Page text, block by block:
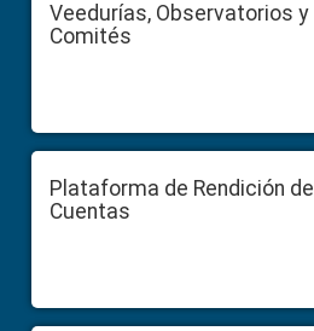
Veedurías, Observatorios y
Comités
Plataforma de Rendición de
Cuentas